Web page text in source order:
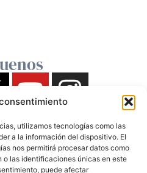
utilizamos tecnologías como las
a la información del dispositivo. El
nos permitirá procesar datos como
las identificaciones únicas en este
puede afectar